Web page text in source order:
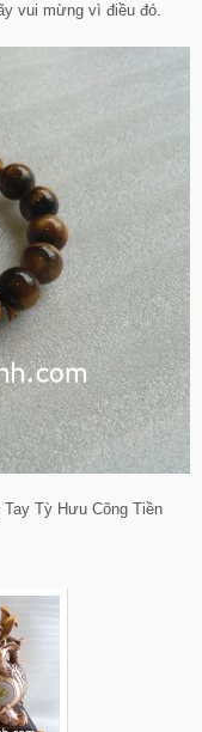
vui mừng vì điều đó.
Tỳ Hưu Cõng Tiền